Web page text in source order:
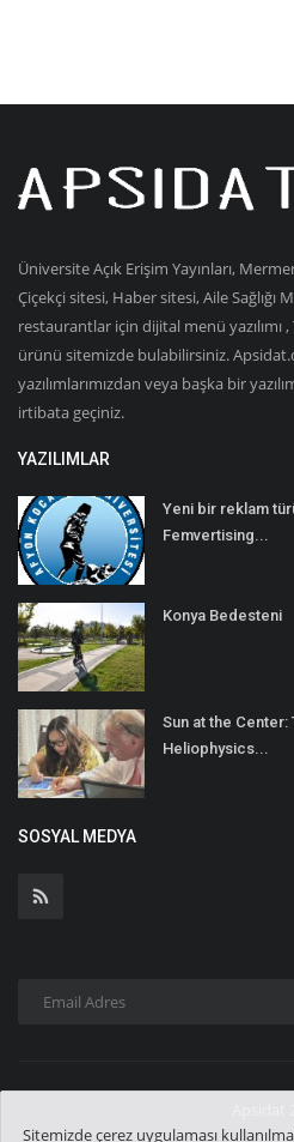
Üniversite Açık Erişim Yayınları,
Çiçekçi sitesi, Haber sitesi, Aile Sağlığı
restaurantlar için dijital menü yazılımı
ürünü sitemizde bulabilirsiniz.
yazılımlarımızdan veya başka bir
irtibata geçiniz.
YAZILIMLAR
Yeni bir reklam
Femvertising...
Konya Bedesteni
Sun at the
Heliophysics...
SOSYAL MEDYA
Sitemizde çerez uygulaması